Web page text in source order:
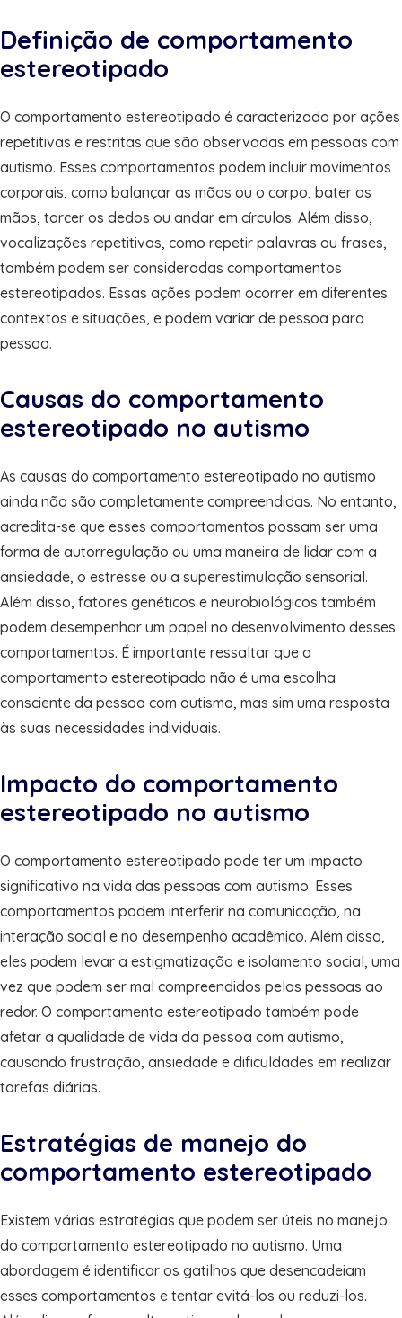
Definição de comportamento
estereotipado
O comportamento estereotipado é caracterizado por ações
repetitivas e restritas que são observadas em pessoas com
autismo. Esses comportamentos podem incluir movimentos
corporais, como balançar as mãos ou o corpo, bater as
mãos, torcer os dedos ou andar em círculos. Além disso,
vocalizações repetitivas, como repetir palavras ou frases,
também podem ser consideradas comportamentos
estereotipados. Essas ações podem ocorrer em diferentes
contextos e situações, e podem variar de pessoa para
pessoa.
Causas do comportamento
estereotipado no autismo
As causas do comportamento estereotipado no autismo
ainda não são completamente compreendidas. No entanto,
acredita-se que esses comportamentos possam ser uma
forma de autorregulação ou uma maneira de lidar com a
ansiedade, o estresse ou a superestimulação sensorial.
Além disso, fatores genéticos e neurobiológicos também
podem desempenhar um papel no desenvolvimento desses
comportamentos. É importante ressaltar que o
comportamento estereotipado não é uma escolha
consciente da pessoa com autismo, mas sim uma resposta
às suas necessidades individuais.
Impacto do comportamento
estereotipado no autismo
O comportamento estereotipado pode ter um impacto
significativo na vida das pessoas com autismo. Esses
comportamentos podem interferir na comunicação, na
interação social e no desempenho acadêmico. Além disso,
eles podem levar a estigmatização e isolamento social, uma
vez que podem ser mal compreendidos pelas pessoas ao
redor. O comportamento estereotipado também pode
afetar a qualidade de vida da pessoa com autismo,
causando frustração, ansiedade e dificuldades em realizar
tarefas diárias.
Estratégias de manejo do
comportamento estereotipado
Existem várias estratégias que podem ser úteis no manejo
do comportamento estereotipado no autismo. Uma
abordagem é identificar os gatilhos que desencadeiam
esses comportamentos e tentar evitá-los ou reduzi-los.